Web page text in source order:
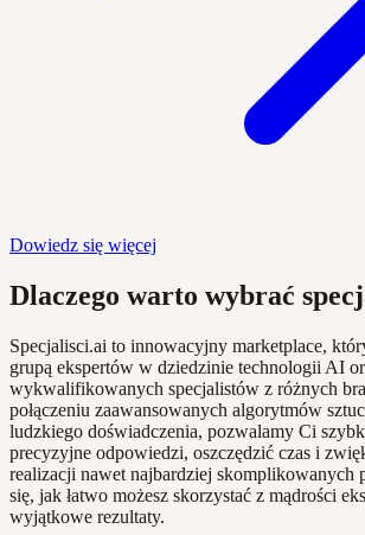
Dowiedz się więcej
Dlaczego warto wybrać
Specjalisci.ai to innowacyjny marketplace,
grupą ekspertów w dziedzinie technologii AI
wykwalifikowanych specjalistów z różnych
połączeniu zaawansowanych algorytmów
ludzkiego doświadczenia, pozwalamy Ci
precyzyjne odpowiedzi, oszczędzić czas i
realizacji nawet najbardziej skomplikowanych
się, jak łatwo możesz skorzystać z mądrości
wyjątkowe rezultaty.